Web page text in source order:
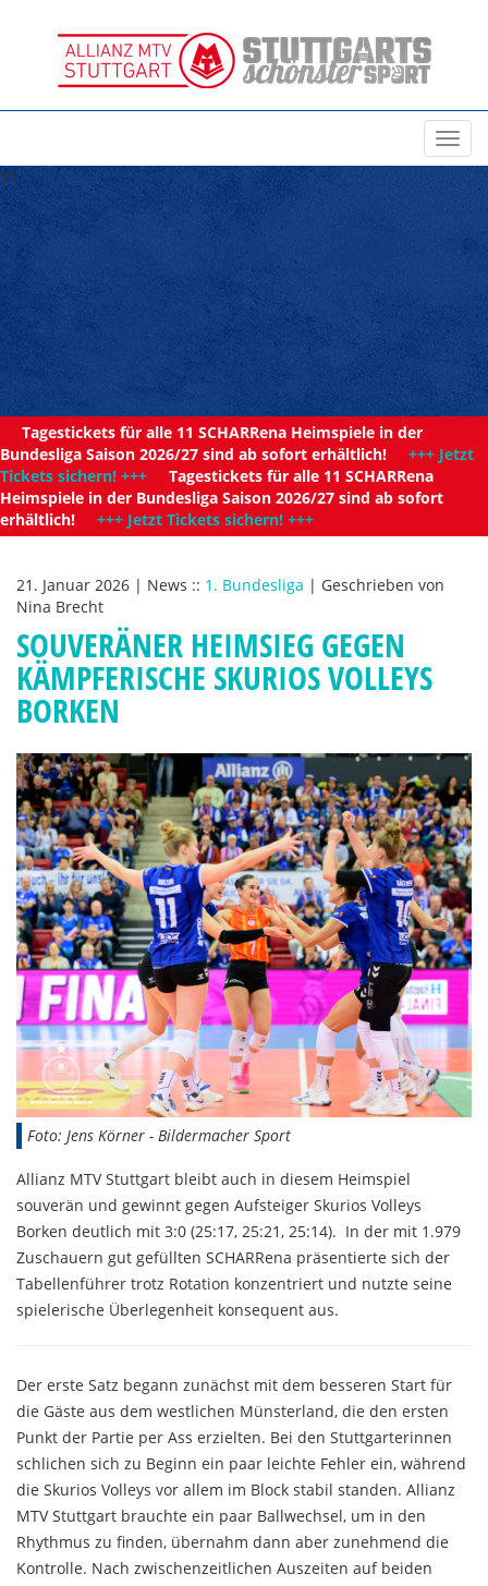
11
Tagestickets für alle 11 SCHARRena Heimspiele in der
Bundesliga Saison 2026/27 sind ab sofort erhältlich! +++ Jetzt
Tickets sichern! +++ Tagestickets für alle 11 SCHARRena
Heimspiele in der Bundesliga Saison 2026/27 sind ab sofort
erhältlich! +++ Jetzt Tickets sichern! +++
21. Januar 2026 | News :: 1. Bundesliga | Geschrieben von
Nina Brecht
SOUVERÄNER HEIMSIEG GEGEN
KÄMPFERISCHE SKURIOS VOLLEYS
BORKEN
Foto: Jens Körner - Bildermacher Sport
Allianz MTV Stuttgart bleibt auch in diesem Heimspiel
souverän und gewinnt gegen Aufsteiger Skurios Volleys
Borken deutlich mit 3:0 (25:17, 25:21, 25:14). In der mit 1.979
Zuschauern gut gefüllten SCHARRena präsentierte sich der
Tabellenführer trotz Rotation konzentriert und nutzte seine
spielerische Überlegenheit konsequent aus.
Der erste Satz begann zunächst mit dem besseren Start für
die Gäste aus dem westlichen Münsterland, die den ersten
Punkt der Partie per Ass erzielten. Bei den Stuttgarterinnen
schlichen sich zu Beginn ein paar leichte Fehler ein, während
die Skurios Volleys vor allem im Block stabil standen. Allianz
MTV Stuttgart brauchte ein paar Ballwechsel, um in den
Rhythmus zu finden, übernahm dann aber zunehmend die
Kontrolle. Nach zwischenzeitlichen Auszeiten auf beiden